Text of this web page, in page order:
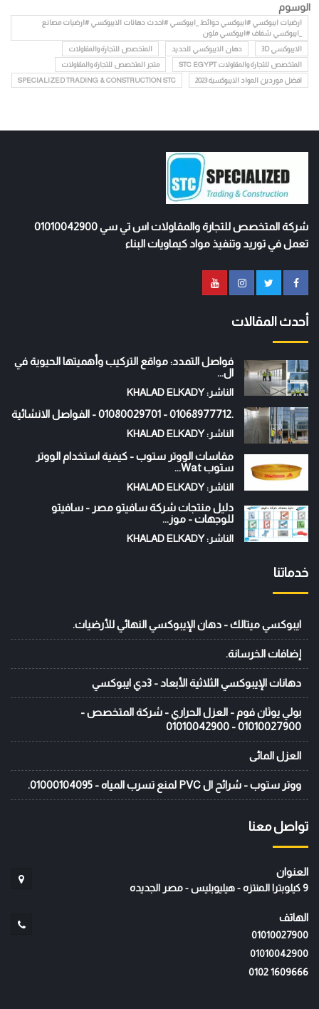
الوسوم
ارضيات ايبوكسي #ايبوكسي حوائط _ايبوكسي #احدث دهانات الايبوكسي #ارضيات مصانع
_ايبوكسي شفاف #ايبوكسي ملون
الايبوكسي 3D
دهان الايبوكسي للحديد
المتخصص للتجارة والمقاولات
المتخصص للتجارة والمقاولات STC EGYPT
متجر المتخصص للتجارة والمقاولات
افضل موردين المواد الايبوكسية 2023
SPECIALIZED TRADING & CONSTRUCTION STC
شركة المتخصص للتجارة والمقاولات اس تي سي 01010042900
تعمل في توريد وتنفيذ مواد كيماويات البناء
أحدث المقالات
فواصل التمدد: مواقع التركيب وأهميتها الحيوية في
ال...
الناشر: KHALAD ELKADY
.01068977712 - 01080029701 - الفواصل الانشائية
الناشر: KHALAD ELKADY
مقاسات الووتر ستوب - كيفية استخدام الووتر
ستوب Wat...
الناشر: KHALAD ELKADY
دليل منتجات شركة سافيتو مصر - سافيتو
للوجهات - موز...
الناشر: KHALAD ELKADY
خدماتنا
ايبوكسي ميتالك - دهان الإيبوكسي النهائي للأرضيات.
إضافات الخرسانة.
دهانات الإيبوكسي الثلاثية الأبعاد - 3دي ايبوكسي
بولي يوثان فوم - العزل الحراري - شركة المتخصص -
01010027900 - 01010042900
العزل المائى
ووتر ستوب - شرائح ال PVC لمنع تسرب المياه - 01000104095.
تواصل معنا
العنوان
9 كيلوبترا المنتزه - هيليوبليس - مصر الجديده
الهاتف
01010027900
01010042900
‭0102 1609666‬